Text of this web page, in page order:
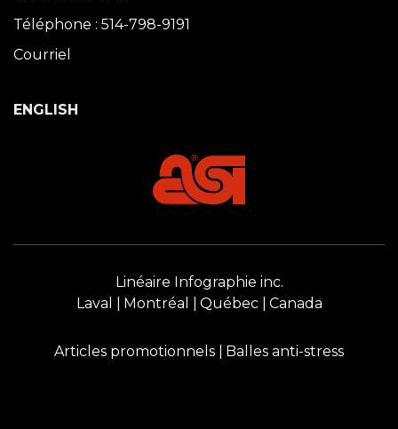
Téléphone : 514-798-9191
Courriel
ENGLISH
Linéaire Infographie inc.
Laval
Montréal Québec Canada
Articles promotionnels Balles anti-stress